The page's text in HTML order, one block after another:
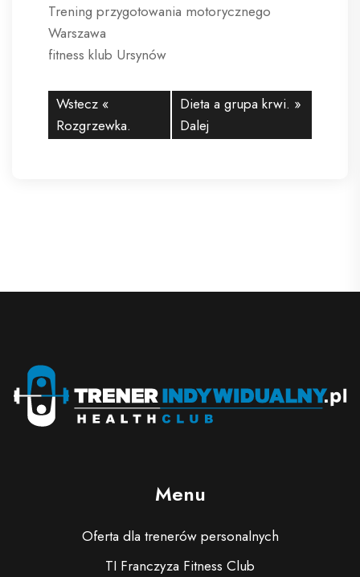
Trening przygotowania motorycznego
Warszawa
fitness klub Ursynów
Wstecz «
Rozgrzewka.
Dieta a grupa krwi. »
Dalej
Menu
Oferta dla trenerów personalnych
TI Franczyza Fitness Club